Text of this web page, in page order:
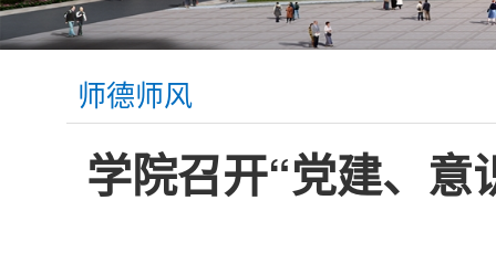
师德师风
学院召开“党建、